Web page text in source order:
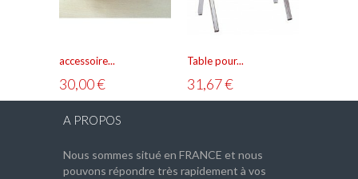
accessoire...
30,00 €
Table pour...
31,67 €
A PROPOS
Nous sommes situé en FRANCE et nous
pouvons répondre très rapidement à vos